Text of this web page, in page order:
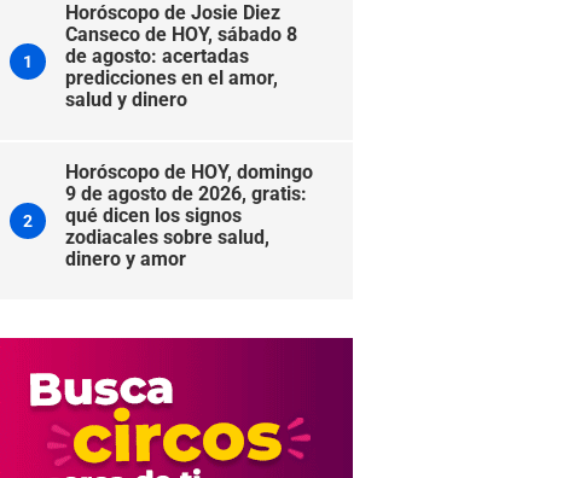
1
Horóscopo de Josie Diez
Canseco de HOY, sábado 8
de agosto: acertadas
predicciones en el amor,
salud y dinero
2
Horóscopo de HOY, domingo
9 de agosto de 2026, gratis:
qué dicen los signos
zodiacales sobre salud,
dinero y amor